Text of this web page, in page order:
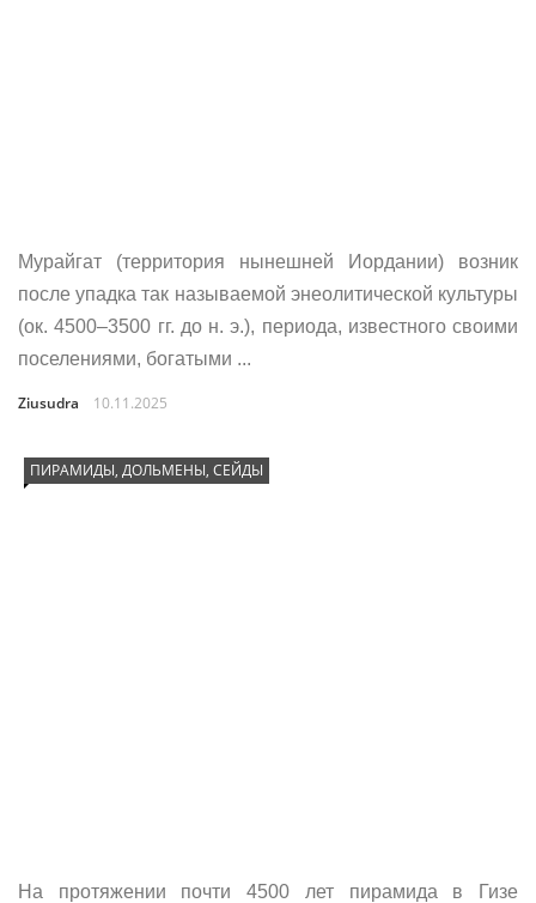
Мурайгат (территория нынешней Иордании) возник
после упадка так называемой энеолитической культуры
(ок. 4500–3500 гг. до н. э.), периода, известного своими
поселениями, богатыми ...
Ziusudra 10.11.2025
ПИРАМИДЫ, ДОЛЬМЕНЫ, СЕЙДЫ
На протяжении почти 4500 лет пирамида в Гизе